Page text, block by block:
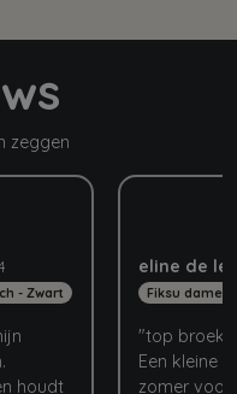
zeggen
- Zwart
houdt
eline de
Fiksu
"top broek.
Een kleine
zomer voor